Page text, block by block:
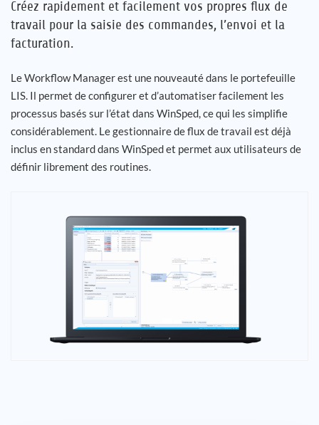
Références
Contact
FR
Créez rapidement et facilement vos propres flux de
travail pour la saisie des commandes, l’envoi et la
facturation.
Le Workflow Manager est une nouveauté dans le portefeuille
LIS. Il permet de configurer et d’automatiser facilement les
processus basés sur l’état dans WinSped, ce qui les simplifie
considérablement. Le gestionnaire de flux de travail est déjà
inclus en standard dans WinSped et permet aux utilisateurs de
définir librement des routines.